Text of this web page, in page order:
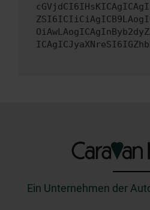
Ein Unternehmen der